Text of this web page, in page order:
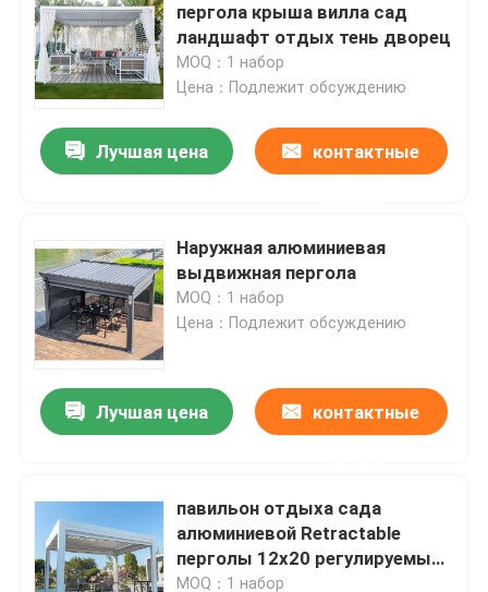
Продукты
О нас
Путешествие фабрики
Свяжитесь мы
Спросите цитату
Алюминиевая пергола патио
Алюминиевая Louvered пергола
пергола крыша вилла сад
ландшафт отдых тень дворец
MOQ：1 набор
Цена：Подлежит обсуждению
Лучшая цена контактные
Наружная алюминиевая
выдвижная пергола
MOQ：1 набор
Цена：Подлежит обсуждению
Лучшая цена контактные
павильон отдыха сада
алюминиевой Retractable
перголы 12x20 регулируемый
Louvered
MOQ：1 набор